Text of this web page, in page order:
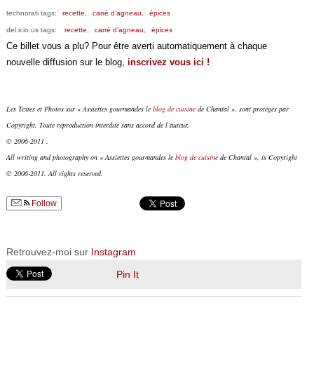
technorati tags: recette, carré d’agneau, épices
del.icio.us tags: recette, carré d’agneau, épices
Ce billet vous a plu? Pour être averti automatiquement à chaque
nouvelle diffusion sur le blog, inscrivez vous ici !
Les Textes et Photos sur « Assiettes gourmandes le blog de cuisinede Chantal », sont protégés par
Copyright. Toute reproduction interdite sans accord de l’auteur.
© 2006-2011 .
All writing and photography on « Assiettes gourmandes le blog de cuisinede Chantal », is Copyright
© 2006-2011. All rights reserved.
Follow
Retrouvez-moi sur Instagram
Pin It